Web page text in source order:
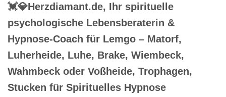
💓️💎Herzdiamant.de, Ihr spirituelle
psychologische Lebensberaterin &
Hypnose-Coach für Lemgo – Matorf,
Luherheide, Luhe, Brake, Wiembeck,
Wahmbeck oder Voßheide, Trophagen,
Stucken für Spirituelles Hypnose